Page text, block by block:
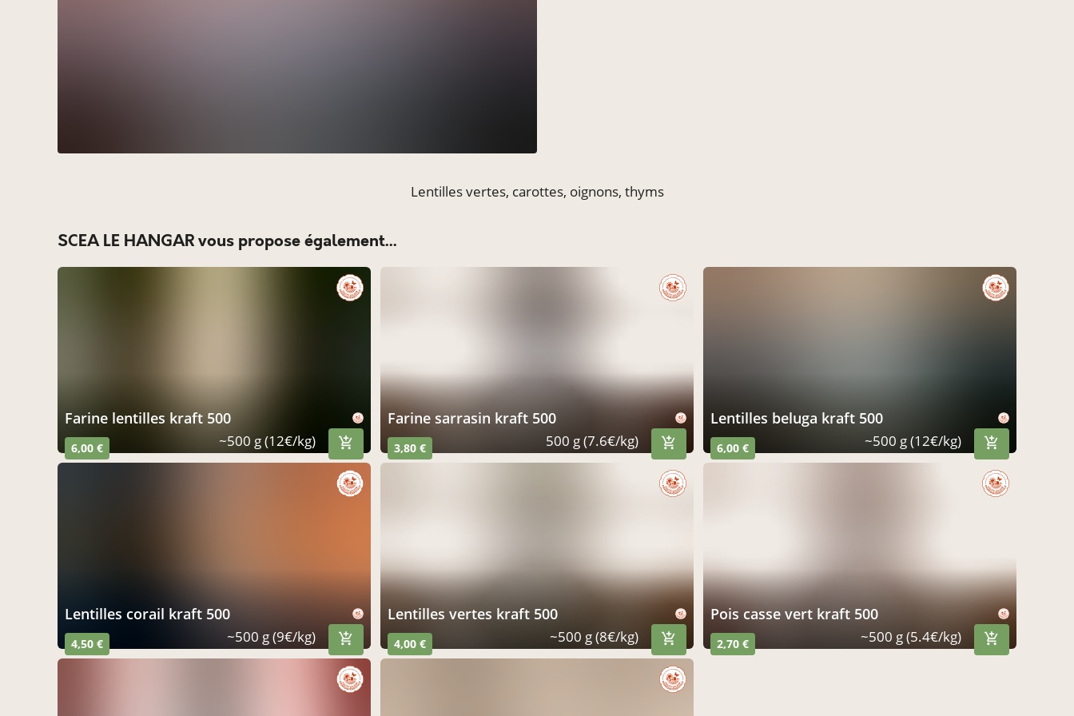
Lentilles vertes, carottes, oignons, thyms
SCEA LE HANGAR vous propose également...
farine lentilles kraft 500
6,00 € ~500 g (12€/kg)
farine sarrasin kraft 500
3,80 € 500 g (7.6€/kg)
lentilles beluga kraft 500
6,00 € ~500 g (12€/kg)
lentilles corail kraft 500
4,50 € ~500 g (9€/kg)
lentilles vertes kraft 500
4,00 € ~500 g (8€/kg)
pois casse vert kraft 500
2,70 € ~500 g (5.4€/kg)